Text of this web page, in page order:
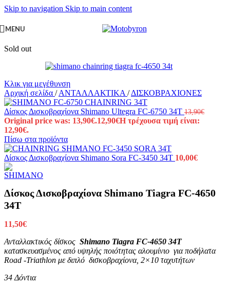
Skip to navigation Skip to main content
MENU
Sold out
Κλικ για μεγέθυνση
Αρχική σελίδα / ΑΝΤΑΛΛΑΚΤΙΚΑ / ΔΙΣΚΟΒΡΑΧΙΟΝΕΣ
Δίσκος Δισκοβραχίονα Shimano Ultegra FC-6750 34T 13,90€
Original price was: 13,90€.12,90€Η τρέχουσα τιμή είναι:
12,90€.
Πίσω στα προϊόντα
Δίσκος Δισκοβραχίονα Shimano Sora FC-3450 34T 10,00€
Δίσκος Δισκοβραχίονα Shimano Tiagra FC-4650
34T
11,50€
Ανταλλακτικός δίσκος Shimano Tiagra FC-4650 34T
κατασκευασμένος από υψηλής ποιότητας αλουμίνιο για ποδήλατα
Road -Triathlon με διπλό δισκοβραχίονα, 2×10 ταχυτήτων
34 Δόντια